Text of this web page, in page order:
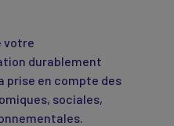
votre
durablement
prise en compte des
sociales,